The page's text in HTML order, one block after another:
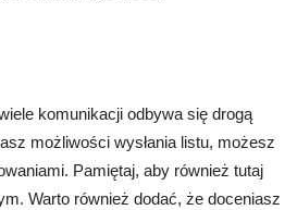
komunikacji odbywa się drogą
możliwości wysłania listu, możesz
Pamiętaj, aby również tutaj
Warto również dodać, że doceniasz